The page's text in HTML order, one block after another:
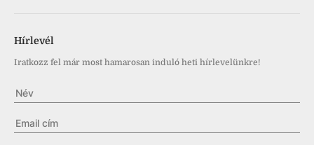
Hírlevél
Iratkozz fel már most hamarosan induló heti hírlevelünkre!